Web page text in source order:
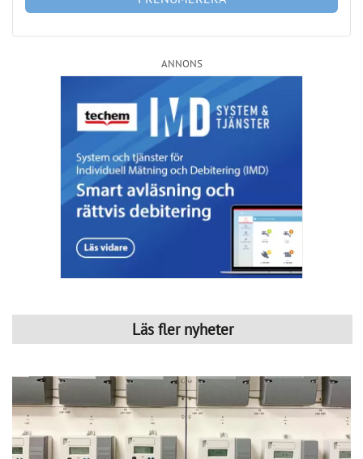
Så kan IMD stärka föreningens ekonomi
Publicerad : 6 aug. 2026, 09:42
Så kan IMD stärka föreningens
ekonomi
kontroll över kostnaderna och skapa en mer
rättvis fördelning mellan hushållen.
CoLin Fastighetsservice har under många år arbetat med
traditionell fastighetsförvaltning med allt från grönyteskötsel
och ronderingar till teknisk support, felanmälan och
brandskyddsarbete. På senare år har stigande
energikostnader och ett ökat fokus på hållbarhet också